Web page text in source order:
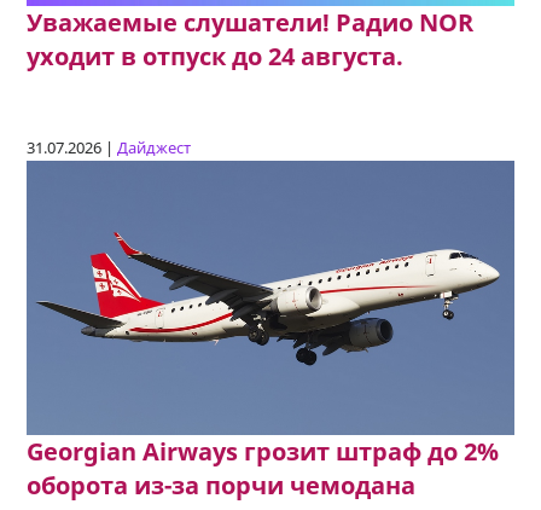
Уважаемые слушатели! Радио NOR
уходит в отпуск до 24 августа.
31.07.2026 |Дайджест
Georgian Airways грозит штраф до 2%
оборота из-за порчи чемодана